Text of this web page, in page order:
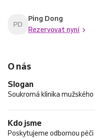
PD
Ping Dong
Rezervovat nyní
O nás
Slogan
Soukromá klinika
Kdo jsme
Poskytujeme odbornou